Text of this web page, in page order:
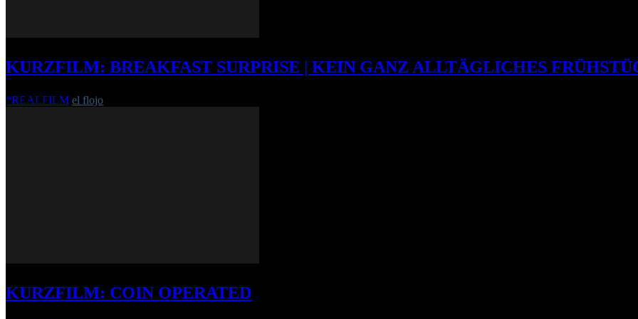
KURZFILM: BREAKFAST SURPRISE | KEIN GANZ ALLTÄGLICHES
*REALFILM el flojo
KURZFILM: COIN OPERATED